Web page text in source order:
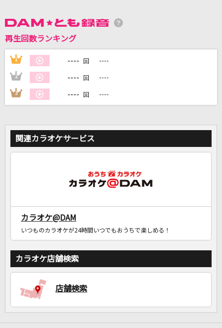
DAMに会員登録・ログインして
カラオケをもっと楽しもう！
再生回数ランキング
1 ---- 回 ----
2 ---- 回 ----
3 ---- 回 ----
関連カラオケサービス
カラオケ@DAM
いつものカラオケが24時間いつでもおうちで楽しめる！
カラオケ店舗検索
店舗検索